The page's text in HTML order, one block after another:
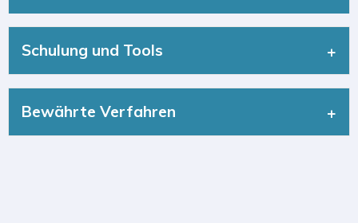
Schulung und Tools
Bewährte Verfahren